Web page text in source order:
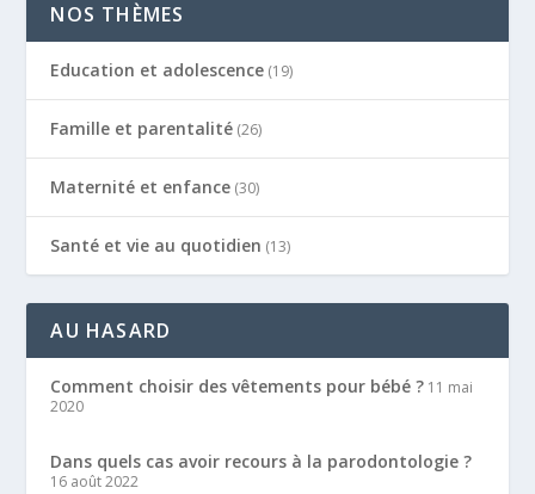
NOS THÈMES
Education et adolescence (19)
Famille et parentalité (26)
Maternité et enfance (30)
Santé et vie au quotidien (13)
AU HASARD
Comment choisir des vêtements pour bébé ? 11 mai
2020
Dans quels cas avoir recours à la parodontologie ?
16 août 2022